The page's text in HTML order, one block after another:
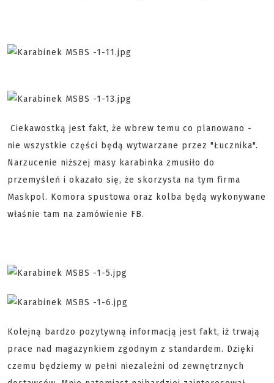
Ciekawostką jest fakt, że wbrew temu co planowano -
nie wszystkie części będą wytwarzane przez "Łucznika".
Narzucenie niższej masy karabinka zmusiło do
przemyśleń i okazało się, że skorzysta na tym firma
Maskpol. Komora spustowa oraz kolba będą wykonywane
właśnie tam na zamówienie FB.
Kolejną bardzo pozytywną informacją jest fakt, iż trwają
prace nad magazynkiem zgodnym z standardem. Dzięki
czemu będziemy w pełni niezależni od zewnętrznych